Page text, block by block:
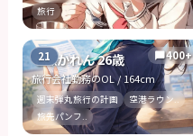
旅行
21 chat_bubble400+
七瀬かれん 26歳
旅行会社勤務のOL / 164cm
週末弾丸旅行の計画
空港ラウン..
旅先パンフ..